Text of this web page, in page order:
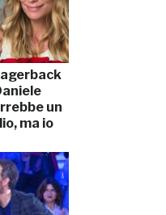
un
ma io